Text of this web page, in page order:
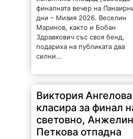
финалната вечер на
дни – Мизия 2026. Веселин
Маринов, както и Бобан
Здравкович със своя бенд,
подариха на публиката два
силни...
Виктория
класира за финал
световно,
Петкова отпадна